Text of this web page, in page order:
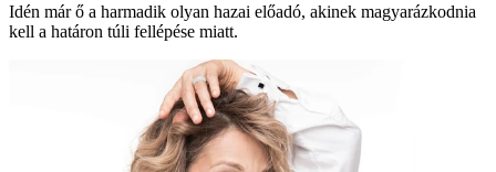
Idén már ő a harmadik olyan hazai előadó, akinek magyarázkodnia
kell a határon túli fellépése miatt.